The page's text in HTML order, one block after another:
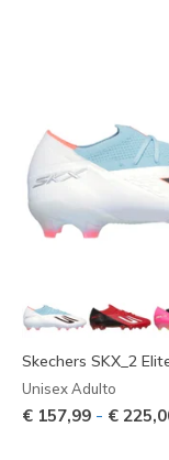
Skechers SKX_2
Unisex Adulto
€ 157,99 - €